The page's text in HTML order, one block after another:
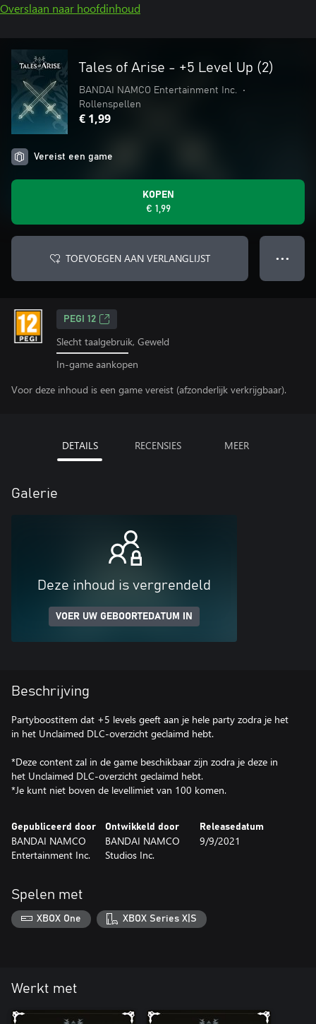
Overslaan naar hoofdinhoud
Tales of Arise - +5 Level Up (2)
BANDAI NAMCO Entertainment Inc.
•
Rollenspellen
€ 1,99
Vereist een game
KOPEN
€ 1,99
TOEVOEGEN AAN VERLANGLIJST ● ● ●
PEGI 12
Slecht taalgebruik, Geweld
In-game aankopen
Voor deze inhoud is een game vereist (afzonderlijk verkrijgbaar).
DETAILS RECENSIES MEER
Galerie
Deze inhoud is vergrendeld
VOER UW GEBOORTEDATUM IN
Beschrijving
Partyboostitem dat +5 levels geeft aan je hele party zodra je het
in het Unclaimed DLC-overzicht geclaimd hebt.
*Deze content zal in de game beschikbaar zijn zodra je deze in
het Unclaimed DLC-overzicht geclaimd hebt.
*Je kunt niet boven de levellimiet van 100 komen.
Gepubliceerd door
BANDAI NAMCO
Entertainment Inc.
Ontwikkeld door
BANDAI NAMCO
Studios Inc.
Releasedatum
9/9/2021
Spelen met
XBOX One XBOX Series X|S
Werkt met